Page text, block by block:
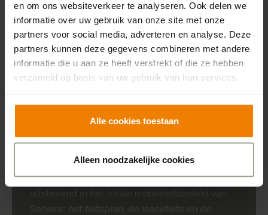
en om ons websiteverkeer te analyseren. Ook delen we
informatie over uw gebruik van onze site met onze
partners voor social media, adverteren en analyse. Deze
partners kunnen deze gegevens combineren met andere
informatie die u aan ze heeft verstrekt of die ze hebben
verzameld op basis van uw gebruik van hun services.
Alle cookies toestaan
Alleen noodzakelijke cookies
Elektrisch rijden past mooi in
mobiliteitsbeleid
De verduurzaming van het wagenpark past
Sensire: het fietsplan, de leasefiets en de